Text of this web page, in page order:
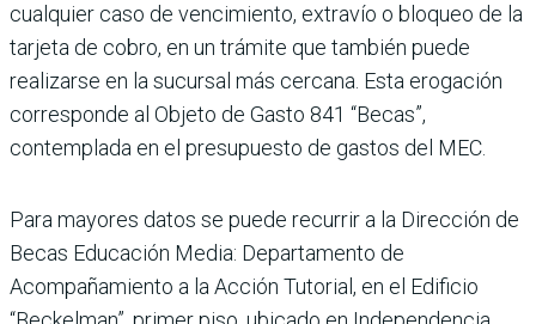
cualquier caso de vencimiento, extravío o bloqueo de la
tarjeta de cobro, en un trámite que también puede
realizarse en la sucursal más cercana. Esta erogación
corresponde al Objeto de Gasto 841 “Becas”,
contemplada en el presupuesto de gastos del MEC.
Para mayores datos se puede recurrir a la Dirección de
Becas Educación Media: Departamento de
Acompañamiento a la Acción Tutorial, en el Edificio